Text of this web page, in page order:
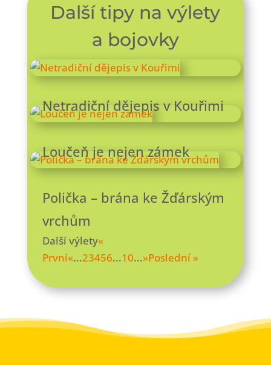
Další tipy na výlety
a bojovky
Netradiční dějepis v Kouřimi
Loučeň je nejen zámek
Polička – brána ke Žďárským
vrchům
Další výlety«
První«...23456...10...»Poslední »